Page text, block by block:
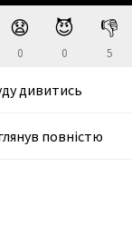
😧
0
😈
0
👎
5
дивитись
повністю